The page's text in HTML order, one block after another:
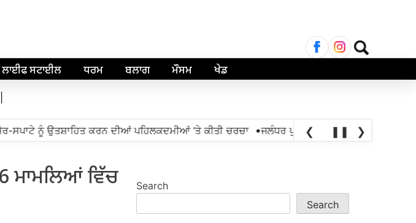
Search
for:
ਲਾਈਫ ਸਟਾਈਲ ਧਰਮ ਬਲਾਗ ਮੌਸਮ ਖੇਡ
ਨੂੰ ਉਤਸ਼ਾਹਿਤ ਕਰਨ ਦੀਆਂ ਪਹਿਲਕਦਮੀਆਂ ‘ਤੇ ਕੀਤੀ ਚਰਚਾ •ਜਲੰਧਰ ਪੁਲਿਸ ਵੱਲੋਂ ਐਨਡੀਪੀਐੱਸ ਐਕਟ ਤਹਿਤ
❮ ❚❚ ❯
ਮਾਮਲਿਆਂ ਵਿੱਚ
Search
Search